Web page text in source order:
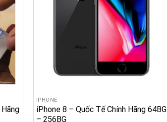
IPHONE
iPhone 8 – Quốc Tế Chính Hãng 64BG
– 256BG